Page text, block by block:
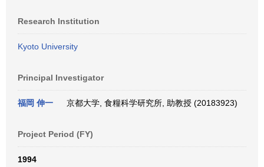
Research Institution
Kyoto University
Principal Investigator
福岡 伸一 京都大学, 食糧科学研究所, 助教授 (20183923)
Project Period (FY)
1994